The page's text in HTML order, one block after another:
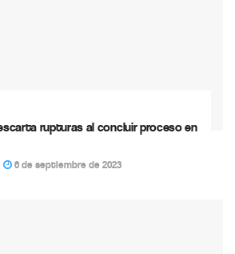
rupturas al concluir proceso en
6 de septiembre de 2023